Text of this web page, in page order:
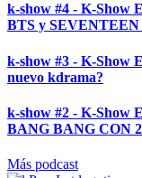
k-show #4 - K-Show
BTS y SEVENTEEN
k-show #3 - K-Show
nuevo kdrama?
k-show #2 - K-Show
BANG BANG CON
Más podcast